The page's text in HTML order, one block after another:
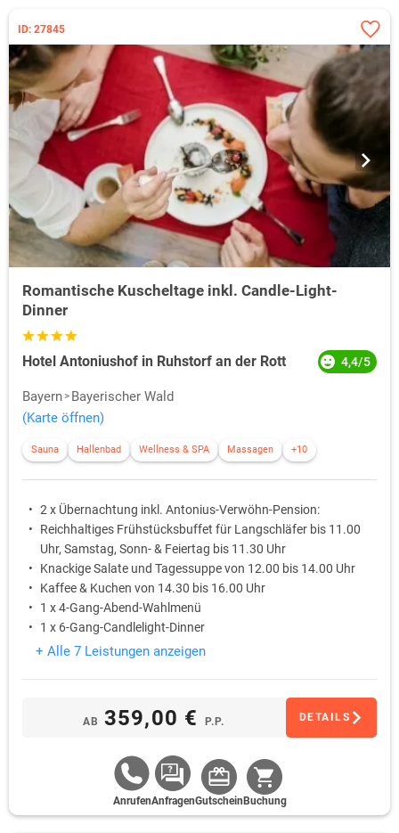
ID: 27845
Romantische Kuscheltage inkl. Candle-Light-
Dinner
Hotel Antoniushof in Ruhstorf an der Rott 4,4/5
Bayern
Bayerischer Wald
(Karte öffnen)
Sauna Hallenbad Wellness & SPA Massagen +10
2 x Übernachtung inkl. Antonius-Verwöhn-Pension:
Reichhaltiges Frühstücksbuffet für Langschläfer bis 11.00
Uhr, Samstag, Sonn- & Feiertag bis 11.30 Uhr
Knackige Salate und Tagessuppe von 12.00 bis 14.00 Uhr
Kaffee & Kuchen von 14.30 bis 16.00 Uhr
1 x 4-Gang-Abend-Wahlmenü
1 x 6-Gang-Candlelight-Dinner
+ Alle 7 Leistungen anzeigen
AB 359,00 € P.P. DETAILS
AnrufenAnfragenGutschein Buchung